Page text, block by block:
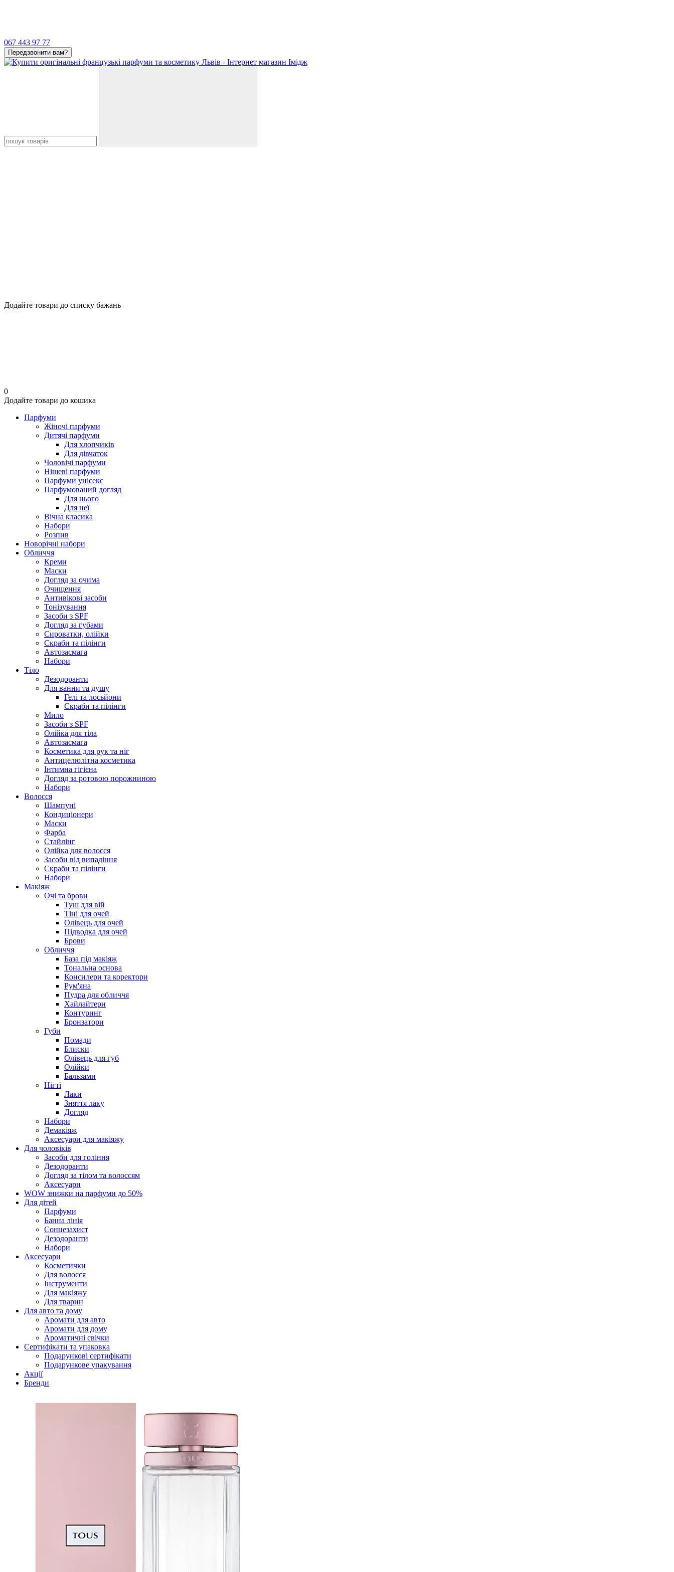
067 443 97 77
Передзвонити вам?
Додайте товари до списку бажань
0
Додайте товари до кошика
Парфуми
Жіночі парфуми
Дитячі парфуми
Для хлопчиків
Для дівчаток
Чоловічі парфуми
Нішеві парфуми
Парфуми унісекс
Парфумований догляд
Для нього
Для неї
Вічна класика
Набори
Розпив
Новорічні набори
Обличчя
Креми
Маски
Догляд за очима
Очищення
Антивікові засоби
Тонізування
Засоби з SPF
Догляд за губами
Сироватки, олійки
Скраби та пілінги
Автозасмага
Набори
Тіло
Дезодоранти
Для ванни та душу
Гелі та лосьйони
Скраби та пілінги
Мило
Засоби з SPF
Олійка для тіла
Автозасмага
Косметика для рук та ніг
Антицелюлітна косметика
Інтимна гігієна
Догляд за ротовою порожниною
Набори
Волосся
Шампуні
Кондиціонери
Маски
Фарба
Стайлінг
Олійка для волосся
Засоби від випадіння
Скраби та пілінги
Набори
Макіяж
Очі та брови
Туш для вій
Тіні для очей
Олівець для очей
Підводка для очей
Брови
Обличчя
База під макіяж
Тональна основа
Консилери та коректори
Рум'яна
Пудра для обличчя
Хайлайтери
Контуринг
Бронзатори
Губи
Помади
Блиски
Олівець для губ
Олійки
Бальзами
Нігті
Лаки
Зняття лаку
Догляд
Набори
Демакіяж
Аксесуари для макіяжу
Для чоловіків
Засоби для гоління
Дезодоранти
Догляд за тілом та волоссям
Аксесуари
WOW знижки на парфуми до 50%
Для дітей
Парфуми
Банна лінія
Сонцезахист
Дезодоранти
Набори
Аксесуари
Косметички
Для волосся
Інструменти
Для макіяжу
Для тварин
Для авто та дому
Аромати для авто
Аромати для дому
Ароматичні свічки
Сертифікати та упаковка
Подарункові сертифікати
Подарункове упакування
Акції
Бренди